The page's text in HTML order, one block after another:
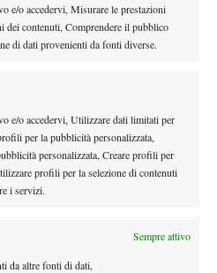
e/o accedervi, Misurare le prestazioni
dei contenuti, Comprendere il pubblico
di dati provenienti da fonti diverse.
e/o accedervi, Utilizzare dati limitati per
per la pubblicità personalizzata,
personalizzata, Creare profili per
profili per la selezione di contenuti
i servizi.
Sempre attivo
da altre fonti di dati,
Facebook